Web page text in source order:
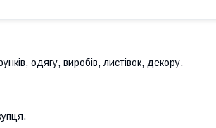
одягу, виробів, листівок, декору.